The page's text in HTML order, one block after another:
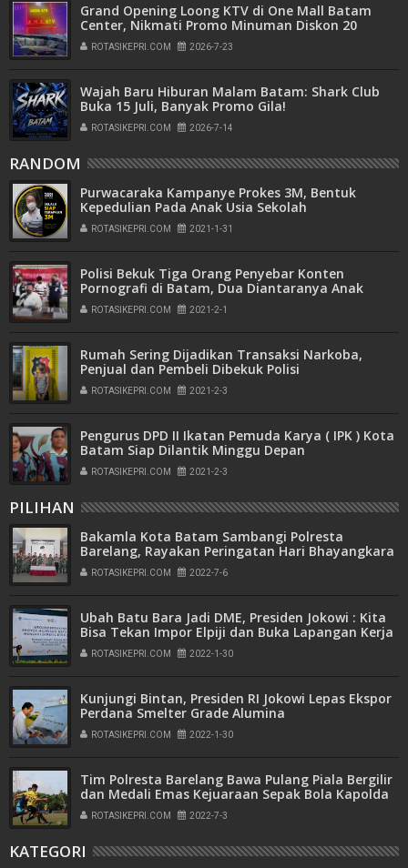
Grand Opening Loong KTV di One Mall Batam
Center, Nikmati Promo Minuman Diskon 20
Persen
ROTASIKEPRI.COM 2026-7-23
Wajah Baru Hiburan Malam Batam: Shark Club
Buka 15 Juli, Banyak Promo Gila!
ROTASIKEPRI.COM 2026-7-14
RANDOM
Purwacaraka Kampanye Prokes 3M, Bentuk
Kepedulian Pada Anak Usia Sekolah
ROTASIKEPRI.COM 2021-1-31
Polisi Bekuk Tiga Orang Penyebar Konten
Pornografi di Batam, Dua Diantaranya Anak
Dibawah Umur
ROTASIKEPRI.COM 2021-2-1
Rumah Sering Dijadikan Transaksi Narkoba,
Penjual dan Pembeli Dibekuk Polisi
ROTASIKEPRI.COM 2021-2-3
Pengurus DPD II Ikatan Pemuda Karya ( IPK ) Kota
Batam Siap Dilantik Minggu Depan
ROTASIKEPRI.COM 2021-2-3
PILIHAN
Bakamla Kota Batam Sambangi Polresta
Barelang, Rayakan Peringatan Hari Bhayangkara
ke-76
ROTASIKEPRI.COM 2022-7-6
Ubah Batu Bara Jadi DME, Presiden Jokowi : Kita
Bisa Tekan Impor Elpiji dan Buka Lapangan Kerja
ROTASIKEPRI.COM 2022-1-30
Kunjungi Bintan, Presiden RI Jokowi Lepas Ekspor
Perdana Smelter Grade Alumina
ROTASIKEPRI.COM 2022-1-30
Tim Polresta Barelang Bawa Pulang Piala Bergilir
dan Medali Emas Kejuaraan Sepak Bola Kapolda
Kepri Cup Tahun 2022
ROTASIKEPRI.COM 2022-7-3
KATEGORI